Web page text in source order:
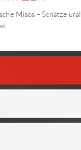
Misos – Schätze